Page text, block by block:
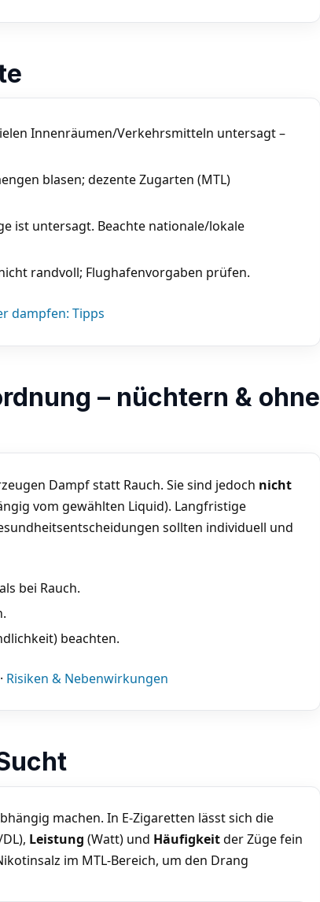
Innenräumen/Verkehrsmitteln untersagt –
blasen; dezente Zugarten (MTL)
ist untersagt. Beachte nationale/lokale
randvoll; Flughafenvorgaben prüfen.
dampfen: Tipps
– nüchtern & ohne
Dampf statt Rauch. Sie sind jedoch nicht
vom gewählten Liquid). Langfristige
sollten individuell und
bei Rauch.
beachten.
· Risiken & Nebenwirkungen
machen. In E-Zigaretten lässt sich die
Leistung (Watt) und Häufigkeitder Züge fein
im MTL-Bereich, um den Drang